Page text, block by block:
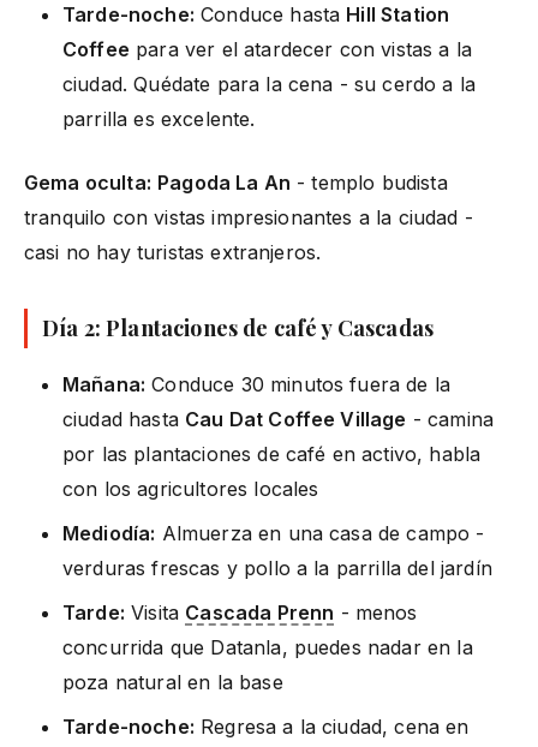
Tarde-noche: Conduce hasta Hill Station
Coffee para ver el atardecer con vistas a la
ciudad. Quédate para la cena - su cerdo a la
parrilla es excelente.
Gema oculta: Pagoda La An - templo budista
tranquilo con vistas impresionantes a la ciudad -
casi no hay turistas extranjeros.
Día 2: Plantaciones de café y Cascadas
Mañana: Conduce 30 minutos fuera de la
ciudad hasta Cau Dat Coffee Village - camina
por las plantaciones de café en activo, habla
con los agricultores locales
Mediodía: Almuerza en una casa de campo -
verduras frescas y pollo a la parrilla del jardín
Tarde: Visita Cascada Prenn - menos
concurrida que Datanla, puedes nadar en la
poza natural en la base
Tarde-noche: Regresa a la ciudad, cena en